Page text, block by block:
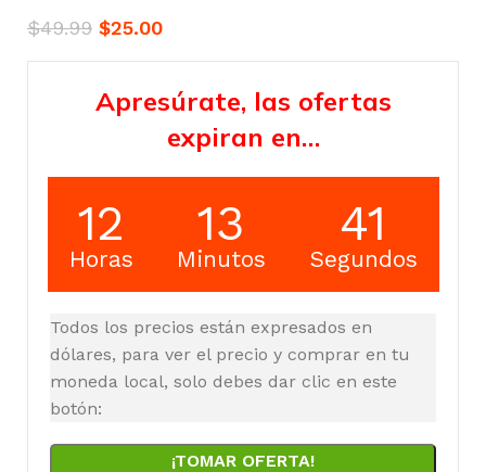
$49.99 $25.00
Apresúrate, las ofertas
expiran en…
12
Horas
13
Minutos
40
Segundos
Todos los precios están expresados en
dólares, para ver el precio y comprar en tu
moneda local, solo debes dar clic en este
botón:
¡TOMAR OFERTA!